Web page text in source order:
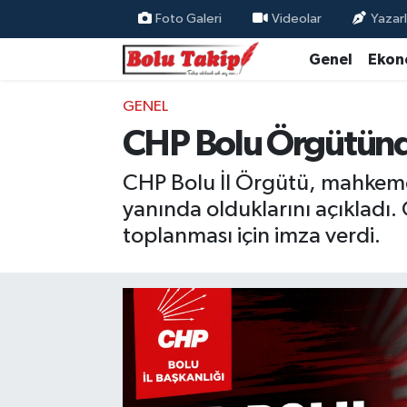
Foto Galeri Videolar
Genel
GENEL
CHP Bolu
CHP Bolu İl Örgütü,
yanında olduklarını
toplanması için imza verdi.